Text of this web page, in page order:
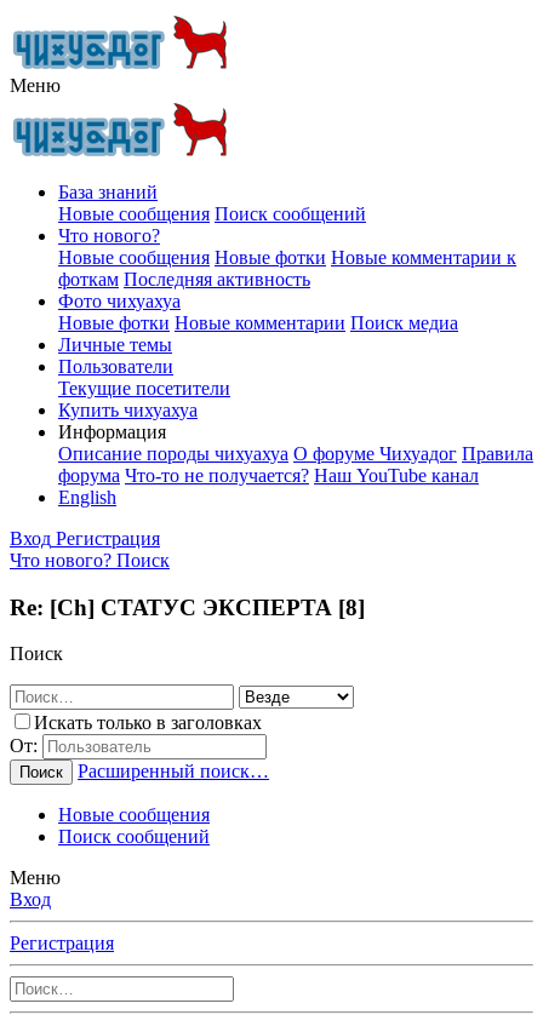
Меню
База знаний
Новые сообщения Поиск сообщений
Что нового?
Новые сообщения Новые фотки Новые комментарии к
фоткам Последняя активность
Фото чихуахуа
Новые фотки Новые комментарии Поиск медиа
Личные темы
Пользователи
Текущие посетители
Купить чихуахуа
Информация
Описание породы чихуахуа О форуме Чихуадог Правила
форума Что-то не получается? Наш YouTube канал
English
Вход Регистрация
Что нового? Поиск
Re: [Ch] СТАТУС ЭКСПЕРТА [8]
Поиск
Искать только в заголовках
От:
Поиск Расширенный поиск…
Новые сообщения
Поиск сообщений
Меню
Вход
Регистрация